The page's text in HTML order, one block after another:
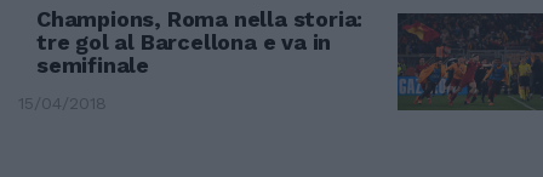
Champions, Roma nella storia:
tre gol al Barcellona e va in
semifinale
15/04/2018